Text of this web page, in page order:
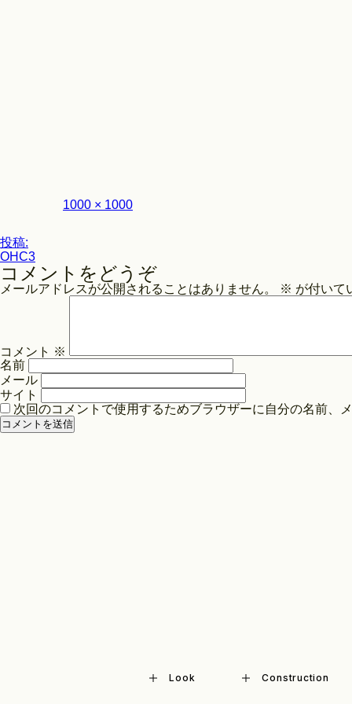
フ
1000 × 1000
投
稿
ナ
ビ
シ
ョ
ン
投稿:
OHC3
コメントをどうぞ
メールアドレスが公開されることはありません。 ※ が付いて
コメント ※
名前
メール
サイト
次回のコメントで使用するためブラウザーに自分の名前、
Look Construction